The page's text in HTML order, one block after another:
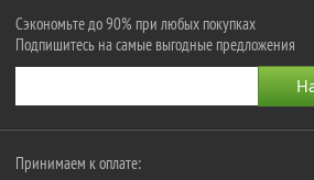
Сэкономьте до 90% при любых покупках
Подпишитесь на самые выгодные предложения
Принимаем к оплате: